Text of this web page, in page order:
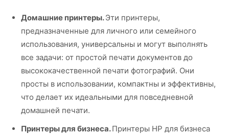
Домашние принтеры.Эти принтеры,
предназначенные для личного или семейного
использования, универсальны и могут выполнять
все задачи: от простой печати документов до
высококачественной печати фотографий. Они
просты в использовании, компактны и эффективны,
что делает их идеальными для повседневной
домашней печати.
Принтеры для бизнеса.Принтеры HP для бизнеса